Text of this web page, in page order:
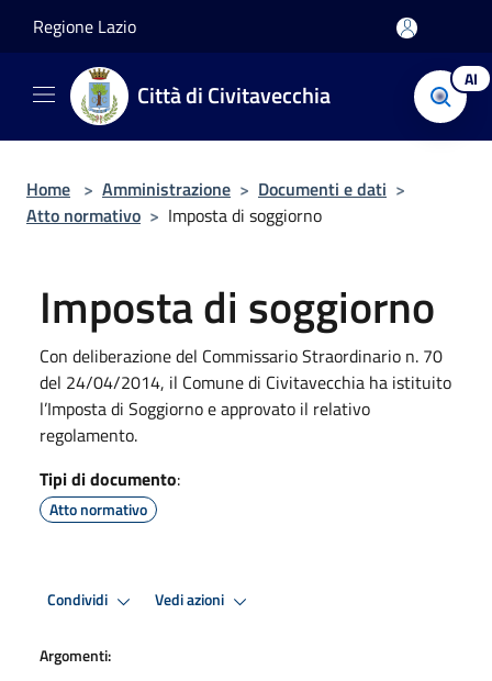
Regione Lazio
Città di Civitavecchia AI
Home > Amministrazione > Documenti e dati >
Atto normativo > Imposta di soggiorno
Imposta di soggiorno
Con deliberazione del Commissario Straordinario n. 70
del 24/04/2014, il Comune di Civitavecchia ha istituito
l’Imposta di Soggiorno e approvato il relativo
regolamento.
Tipi di documento:
Atto normativo
Condividi Vedi azioni
Argomenti: